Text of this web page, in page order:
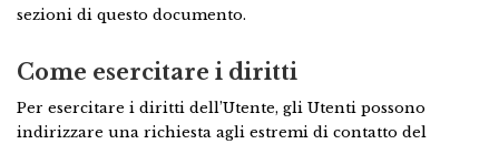
sezioni di questo documento.
Come esercitare i diritti
Per esercitare i diritti dell’Utente, gli Utenti possono
indirizzare una richiesta agli estremi di contatto del